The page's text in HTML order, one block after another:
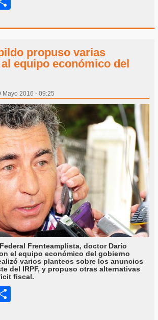
propuso varias
equipo económico del
Mayo 2016 - 09:25
Frenteamplista, doctor Darío
el equipo económico del gobierno
varios planteos sobre los anuncios
del IRPF, y propuso otras alternativas
fiscal.